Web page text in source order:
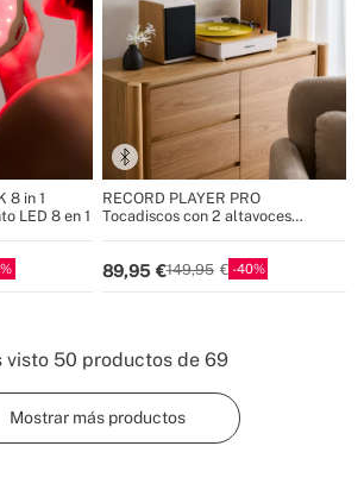
8 in 1
LED 8 en 1
RECORD PLAYER PRO
Tocadiscos con 2 altavoces
89,95 149,95 40
visto 50 productos de 69
Mostrar más productos